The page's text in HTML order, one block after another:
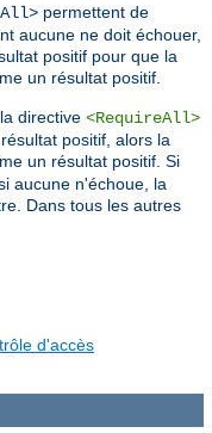
permettent de
aucune ne doit échouer,
positif pour que la
un résultat positif.
directive <RequireAll>
positif, alors la
un résultat positif. Si
aucune n'échoue, la
Dans tous les autres
d'accès